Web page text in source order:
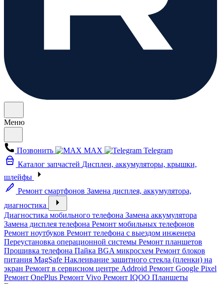
Меню
Позвонить MAX
Telegram
Каталог запчастей Дисплеи, аккумуляторы, крышки,
шлейфы
Ремонт смартфонов Замена дисплея, аккумулятора,
диагностика
Диагностика мобильного телефона Замена аккумулятора
Замена дисплея телефона Ремонт мобильных телефонов
Ремонт ноутбуков Ремонт телефона с выездом инженера
Переустановка операционной системы Ремонт планшетов
Прошивка телефона Пайка BGA микросхем Ремонт блоков
питания MagSafe Наклеивание защитного стекла (пленки) на
экран Ремонт в сервисном центре Addroid Ремонт Google Pixel
Ремонт OnePlus Ремонт Vivo Ремонт IQOO Планшеты